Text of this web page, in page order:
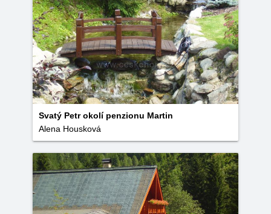
Svatý Petr okolí penzionu Martin
Alena Housková